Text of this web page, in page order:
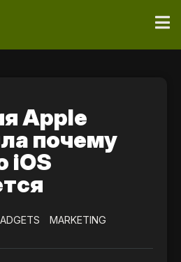
Apple
почему
iOS
MARKETING